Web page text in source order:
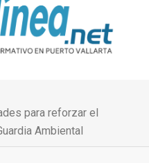
para reforzar el
Ambiental